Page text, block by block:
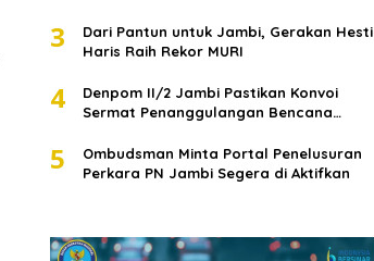
3
Dari Pantun untuk Jambi, Gerakan Hesti
Haris Raih Rekor MURI
4
Denpom II/2 Jambi Pastikan Konvoi
Sermat Penanggulangan Bencana
5
Ombudsman Minta Portal Penelusuran
Perkara PN Jambi Segera di Aktifkan